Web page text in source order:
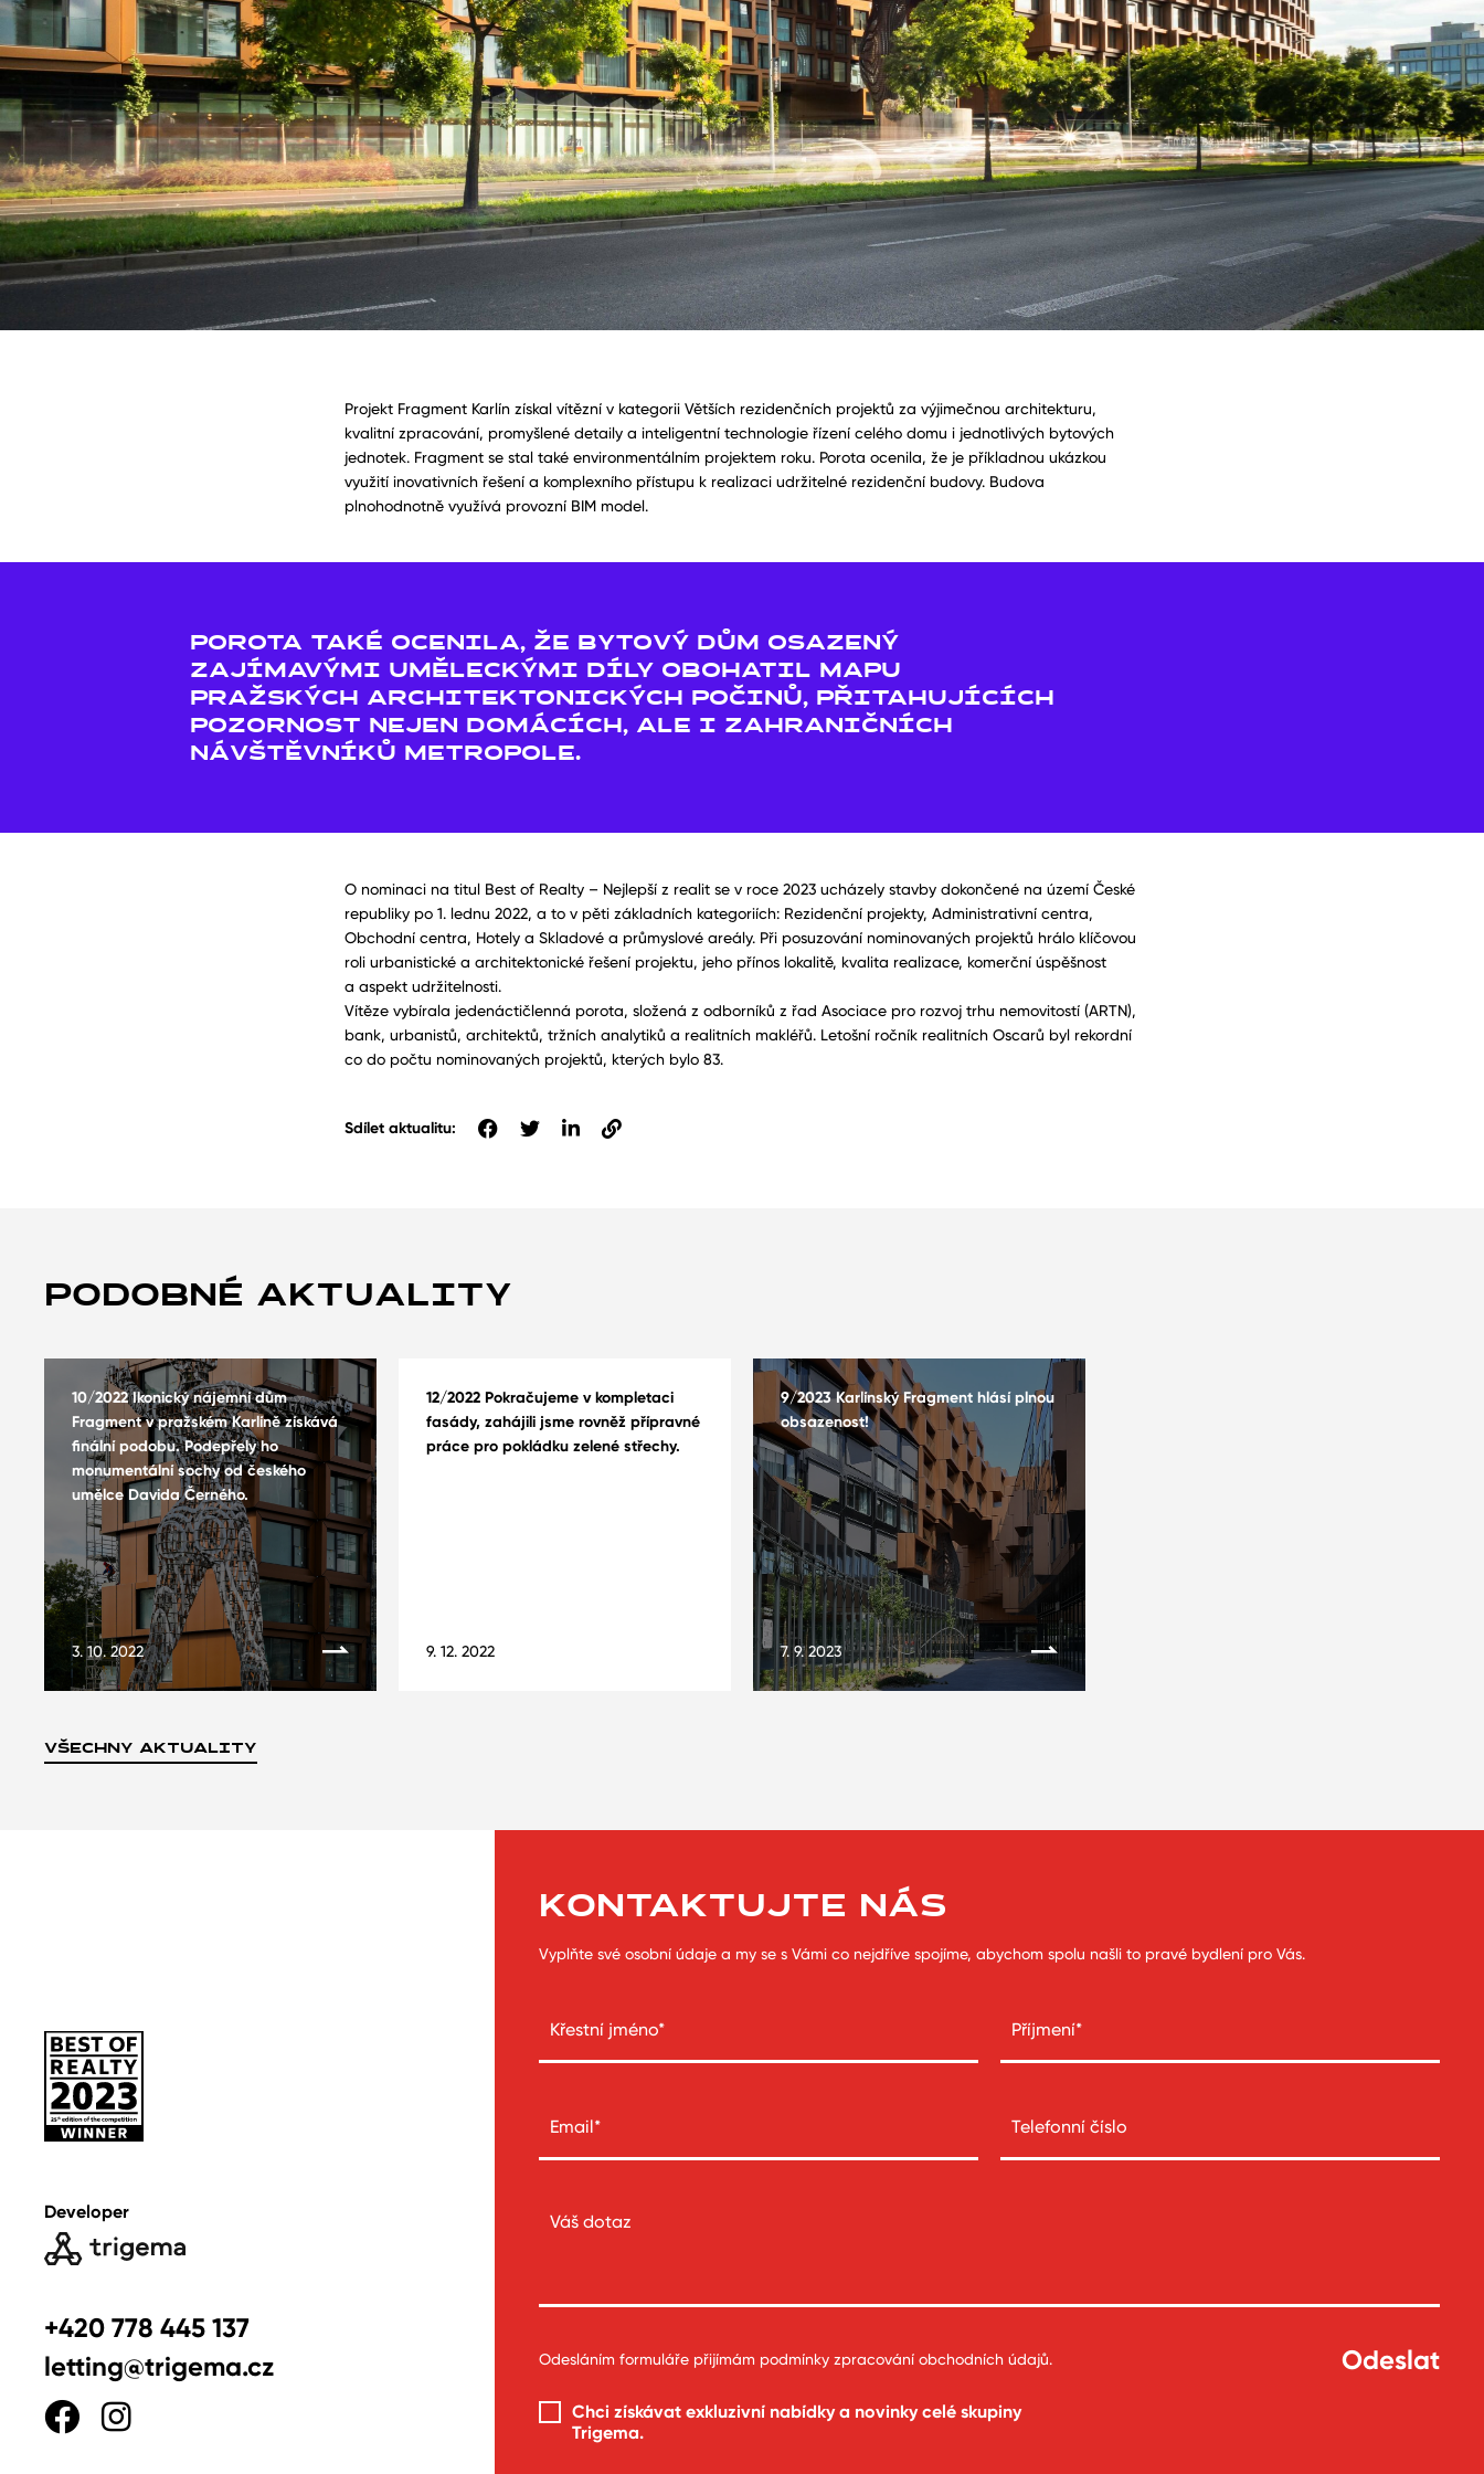
Projekt Fragment Karlín získal vítězní v kategorii Větších rezidenčních projektů za výjimečnou architekturu,
kvalitní zpracování, promyšlené detaily a inteligentní technologie řízení celého domu i jednotlivých bytových
jednotek. Fragment se stal také environmentálním projektem roku. Porota ocenila, že je příkladnou ukázkou
využití inovativních řešení a komplexního přístupu k realizaci udržitelné rezidenční budovy. Budova
plnohodnotně využívá provozní BIM model.
POROTA TAKÉ OCENILA, ŽE BYTOVÝ DŮM OSAZENÝ
ZAJÍMAVÝMI UMĚLECKÝMI DÍLY OBOHATIL MAPU
PRAŽSKÝCH ARCHITEKTONICKÝCH POČINŮ, PŘITAHUJÍCÍCH
POZORNOST NEJEN DOMÁCÍCH, ALE I ZAHRANIČNÍCH
NÁVŠTĚVNÍKŮ METROPOLE.
O nominaci na titul Best of Realty – Nejlepší z realit se v roce 2023 ucházely stavby dokončené na území České
republiky po 1. lednu 2022, a to v pěti základních kategoriích: Rezidenční projekty, Administrativní centra,
Obchodní centra, Hotely a Skladové a průmyslové areály. Při posuzování nominovaných projektů hrálo klíčovou
roli urbanistické a architektonické řešení projektu, jeho přínos lokalitě, kvalita realizace, komerční úspěšnost
a aspekt udržitelnosti.
Vítěze vybírala jedenáctičlenná porota, složená z odborníků z řad Asociace pro rozvoj trhu nemovitostí (ARTN),
bank, urbanistů, architektů, tržních analytiků a realitních makléřů. Letošní ročník realitních Oscarů byl rekordní
co do počtu nominovaných projektů, kterých bylo 83.
Sdílet aktualitu:
PODOBNÉ AKTUALITY
10/2022 Ikonický nájemní dům
Fragment v pražském Karlíně získává
finální podobu. Podepřely ho
monumentální sochy od českého
umělce Davida Černého.
3. 10. 2022
12/2022 Pokračujeme v kompletaci
fasády, zahájili jsme rovněž přípravné
práce pro pokládku zelené střechy.
9. 12. 2022
9/2023 Karlínský Fragment hlásí plnou
obsazenost!
7. 9. 2023
VŠECHNY AKTUALITY
Developer
+420 778 445 137
letting@trigema.cz
KONTAKTUJTE NÁS
Vyplňte své osobní údaje a my se s Vámi co nejdříve spojíme, abychom spolu našli to pravé bydlení pro Vás.
Odesláním formuláře přijímám podmínky zpracování obchodních údajů.
Chci získávat exkluzivní nabídky a novinky celé skupiny
Trigema.